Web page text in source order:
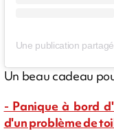
Un beau cadeau
- Panique à bord
d'un problème de